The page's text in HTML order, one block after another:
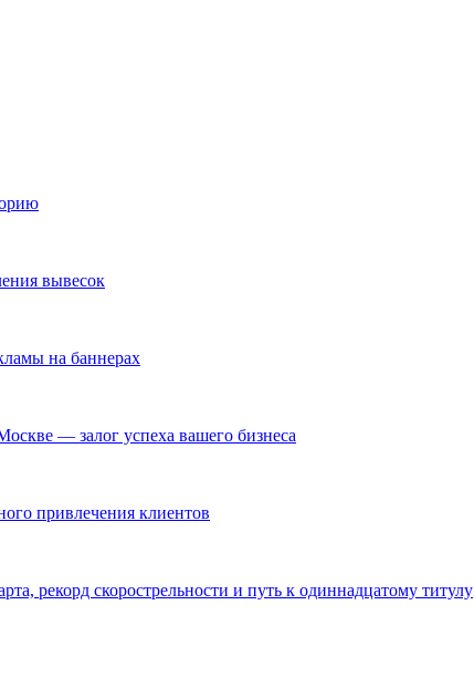
вывесок
на баннерах
— залог успеха вашего бизнеса
привлечения клиентов
рекорд скорострельности и путь к одиннадцатому титулу